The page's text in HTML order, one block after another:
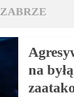
ZABRZE
na